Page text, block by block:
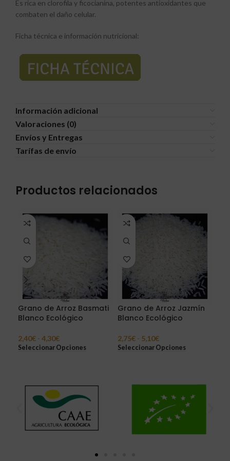
Es rica en clorofila y ficocianina, potentes antioxidantes que
combaten el daño celular.
Ficha técnica e información nutricional:
Información adicional
Valoraciones (0)
Envíos y Entregas
Tarífas de envío
Productos relacionados
Grano de Arroz Basmati
Blanco Ecológico
2,40€ - 4,30€
Seleccionar Opciones
Grano de Arroz Jazmín
Blanco Ecológico
2,75€ - 5,10€
Seleccionar Opciones